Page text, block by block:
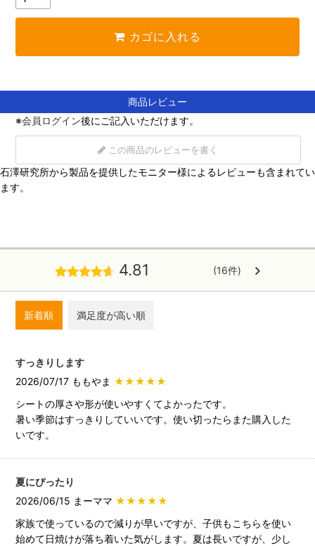
カゴに入れる
商品レビュー
※会員ログイン後にご記入いただけます。
この商品のレビューを書く
石澤研究所から製品を提供したモニター様によるレビューも含まれてい
ます。
4.81 (16件)
新着順 満足度が高い順
すっきりします
2026/07/17 ももやま ★★★★★
シートの厚さや形が使いやすくてよかったです。
暑い季節はすっきりしていいです。使い切ったらまた購入した
いです。
夏にぴったり
2026/06/15 まーママ ★★★★★
家族で使っているので減りが早いですが、子供もこちらを使い
始めて日焼けが落ち着いた気がします。夏は長いですが、少し